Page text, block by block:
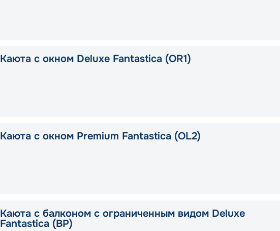
Каюта с окном Deluxe Fantastica (OR1)
Каюта с окном Premium Fantastica (OL2)
Каюта с балконом c ограниченным видом Deluxe
Fantastica (BP)